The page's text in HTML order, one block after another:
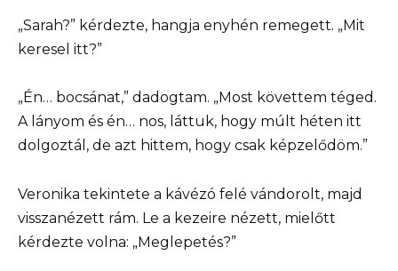
„Sarah?” kérdezte, hangja enyhén remegett. „Mit
keresel itt?”
„Én… bocsánat,” dadogtam. „Most követtem téged.
A lányom és én… nos, láttuk, hogy múlt héten itt
dolgoztál, de azt hittem, hogy csak képzelődöm.”
Veronika tekintete a kávézó felé vándorolt, majd
visszanézett rám. Le a kezeire nézett, mielőtt
kérdezte volna: „Meglepetés?”